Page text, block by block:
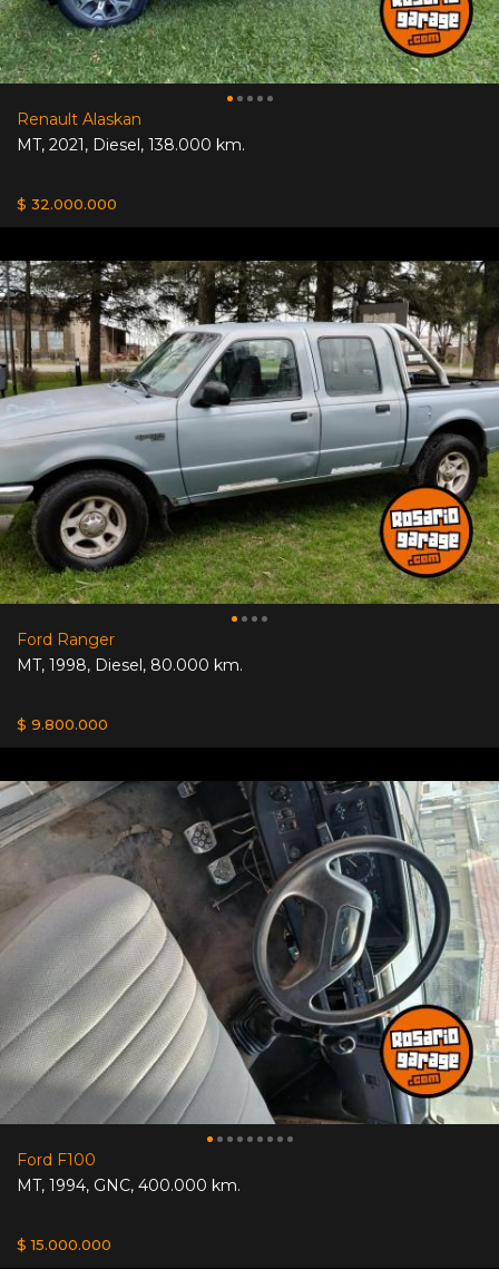
Renault Alaskan
MT, 2021, Diesel, 138.000 km.
$ 32.000.000
Ford Ranger
MT, 1998, Diesel, 80.000 km.
$ 9.800.000
Ford F100
MT, 1994, GNC, 400.000 km.
$ 15.000.000